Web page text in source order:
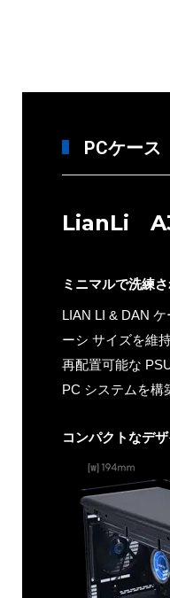
PCケース
LianLi
ミニマルで洗練
LIAN LI & DAN
ーシ サイズを維
再配置可能な
PC システムを構
コンパクトなデ